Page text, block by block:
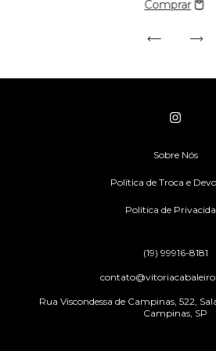
Sobre Nós
Política de Troca e
Política de
(19) 99916-8181
Rua Viscondessa de Campinas, 522,
Campinas, SP